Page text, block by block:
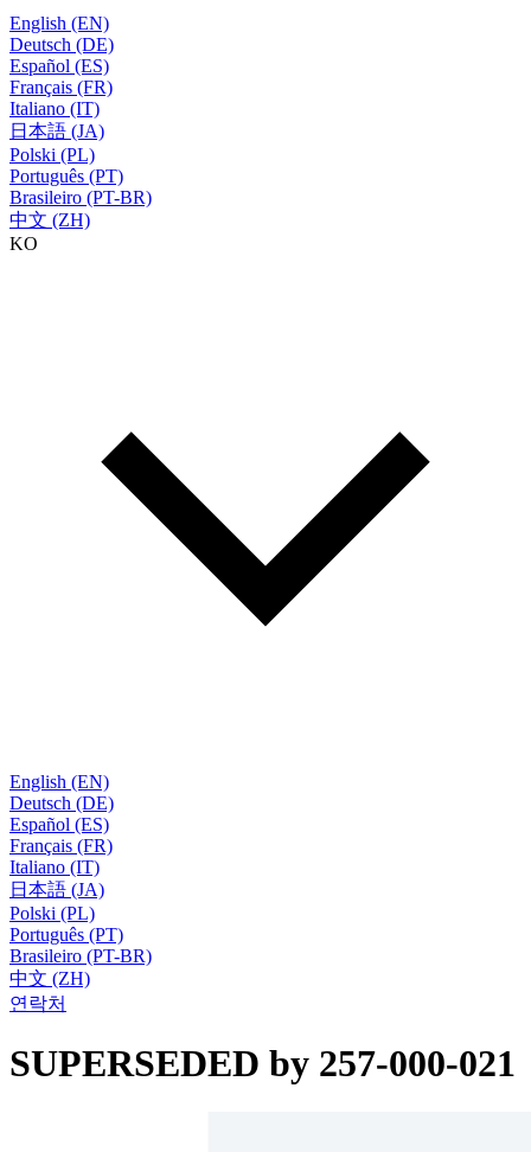
English (EN)
Deutsch (DE)
Español (ES)
Français (FR)
Italiano (IT)
日本語 (JA)
Polski (PL)
Português (PT)
Brasileiro (PT-BR)
中文 (ZH)
KO
English (EN)
Deutsch (DE)
Español (ES)
Français (FR)
Italiano (IT)
日本語 (JA)
Polski (PL)
Português (PT)
Brasileiro (PT-BR)
中文 (ZH)
연락처
SUPERSEDED by 257-000-021